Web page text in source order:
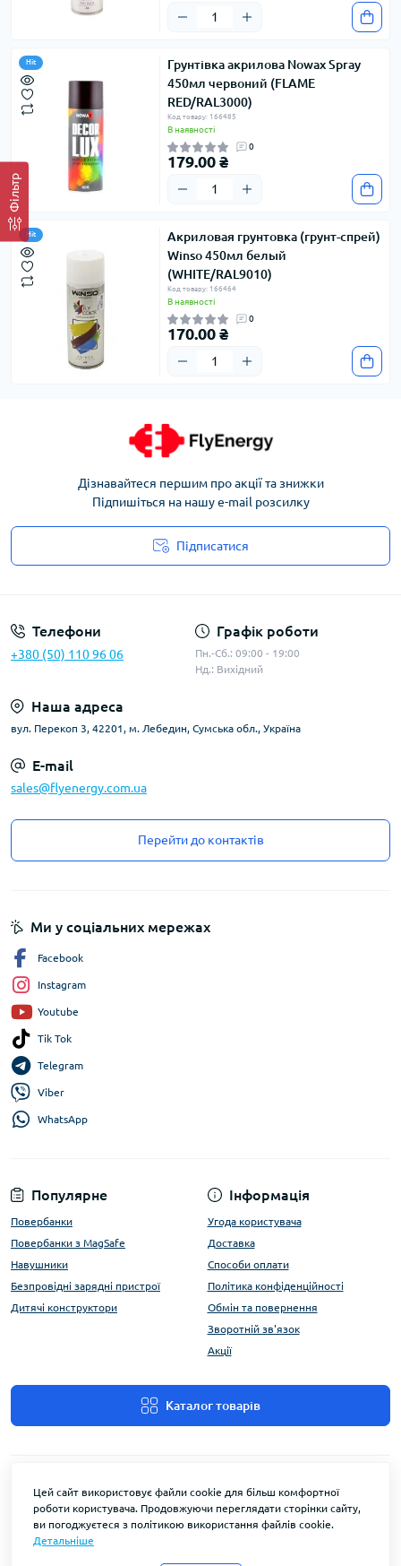
Фільтр
Hit
Грунтівка акрилова Nowax Spray
450мл червоний (FLAME
RED/RAL3000)
Код товару: 166485
В наявності
0
179.00 ₴
Hit
Акриловая грунтовка (грунт-спрей)
Winso 450мл белый
(WHITE/RAL9010)
Код товару: 166464
В наявності
0
170.00 ₴
Дізнавайтеся першим про акції та знижки
Підпишіться на нашу e-mail розсилку
Підписатися
Телефони
+380 (50) 110 96 06
Графік роботи
Пн.-Сб.: 09:00 - 19:00
Нд.: Вихідний
Наша адреса
вул. Перекоп 3, 42201, м. Лебедин, Сумська обл., Україна
E-mail
sales@flyenergy.com.ua
Перейти до контактів
Популярне
Повербанки
Повербанки з MagSafe
Навушники
Безпровідні зарядні пристрої
Дитячі конструктори
Інформація
Угода користувача
Доставка
Способи оплати
Політика конфіденційності
Обмін та повернення
Зворотній зв'язок
Акції
Каталог товарів
Ми у соціальних мережах
Facebook
Instagram
Youtube
Tik Tok
Telegram
Viber
WhatsApp
Цей сайт використовує файли cookie для більш комфортної
роботи користувача. Продовжуючи переглядати сторінки сайту,
ви погоджуєтеся з політикою використання файлів cookie.
Детальніше